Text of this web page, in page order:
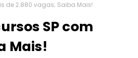
de 2.880 vagas; Saiba Mais!
SP com
Mais!